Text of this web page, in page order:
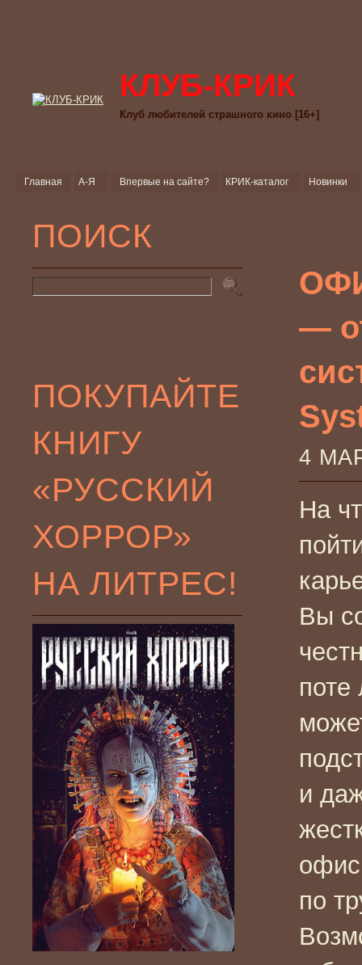
КЛУБ-КРИК
Клуб любителей страшного кино [16+]
Главная А-Я Впервые на сайте? КРИК-каталог Новинки
ПОИСК
ПОКУПАЙТЕ
КНИГУ
«РУССКИЙ
ХОРРОР»
НА ЛИТРЕС!
—
4
На
Вы
и
по